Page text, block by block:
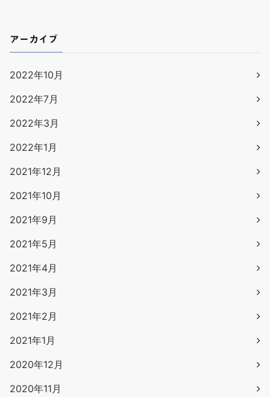
アーカイブ
2022年10月
2022年7月
2022年3月
2022年1月
2021年12月
2021年10月
2021年9月
2021年5月
2021年4月
2021年3月
2021年2月
2021年1月
2020年12月
2020年11月